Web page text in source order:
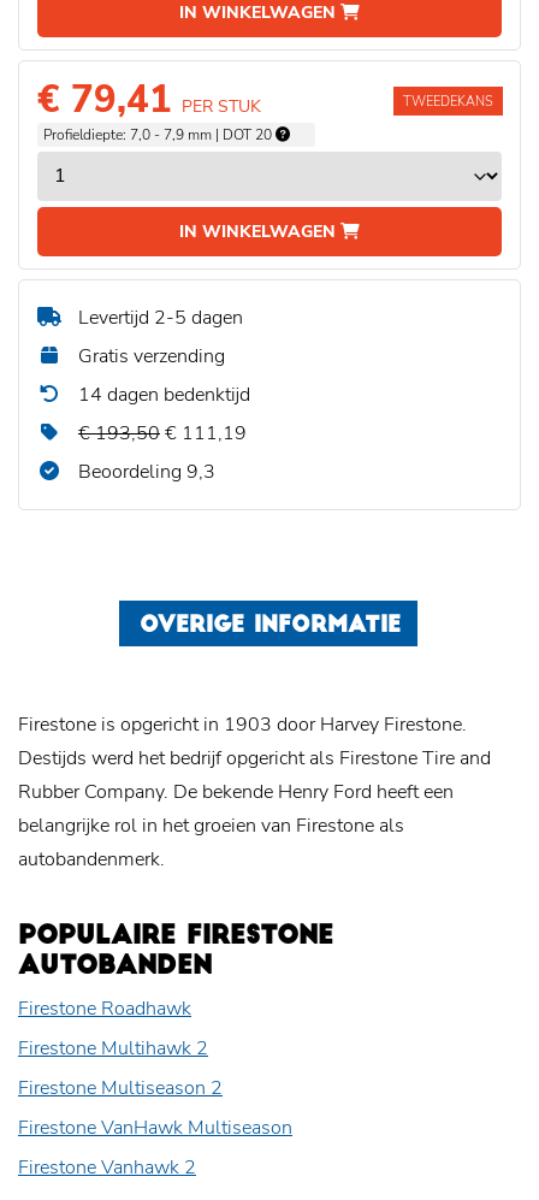
IN WINKELWAGEN
€ 79,41 PER STUK
Profieldiepte: 7,0 - 7,9 mm | DOT 20
IN WINKELWAGEN
TWEEDEKANS
Levertijd 2-5 dagen
Gratis verzending
14 dagen bedenktijd
€ 193,50€ 111,19
Beoordeling 9,3
OVERIGE INFORMATIE
Firestone is opgericht in 1903 door Harvey Firestone.
Destijds werd het bedrijf opgericht als Firestone Tire and
Rubber Company. De bekende Henry Ford heeft een
belangrijke rol in het groeien van Firestone als
autobandenmerk.
POPULAIRE FIRESTONE
AUTOBANDEN
Firestone Roadhawk
Firestone Multihawk 2
Firestone Multiseason 2
Firestone VanHawk Multiseason
Firestone Vanhawk 2